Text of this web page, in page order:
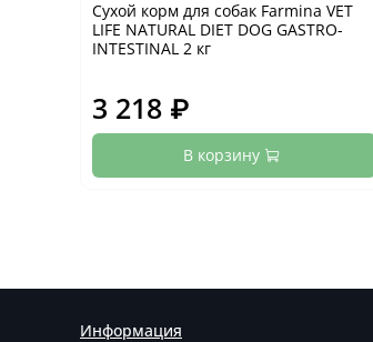
Сухой корм для собак Farmina VET
LIFE NATURAL DIET DOG GASTRO-
INTESTINAL 2 кг
3 218 ₽
В корзину
Информация